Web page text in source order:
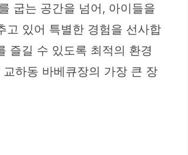
굽는 공간을 넘어, 아이들을
고 있어 특별한 경험을 선사합
즐길 수 있도록 최적의 환경
하동 바베큐장의 가장 큰 장